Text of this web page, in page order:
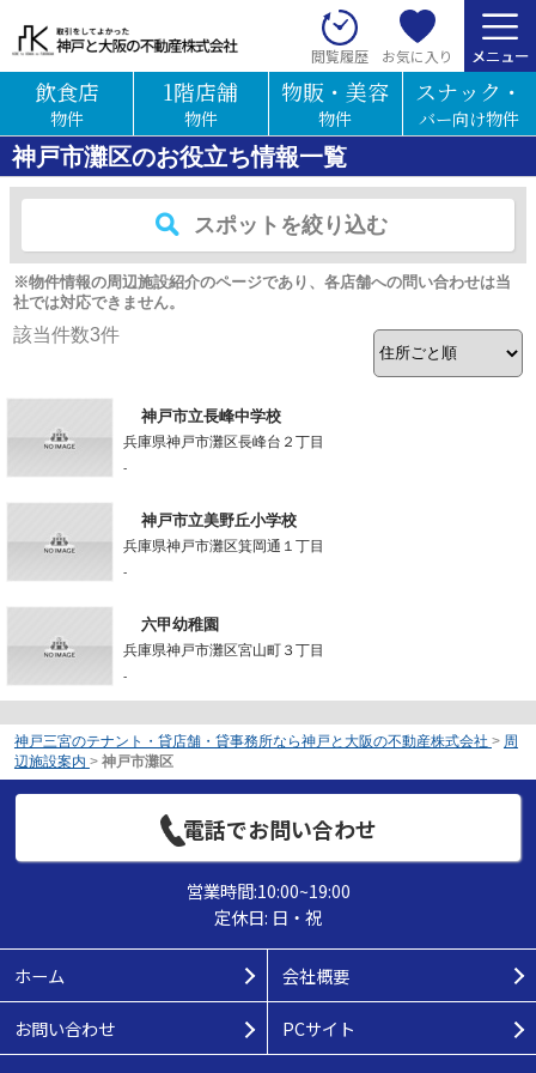
閲覧履歴 お気に入り
飲食店
物件
1階店舗
物件
物販・美容
物件
スナック・
バー向け物件
神戸市灘区のお役立ち情報一覧
スポットを絞り込む
※物件情報の周辺施設紹介のページであり、各店舗への問い合わせは当
社では対応できません。
該当件数3件
神戸市立長峰中学校
兵庫県神戸市灘区長峰台２丁目
-
神戸市立美野丘小学校
兵庫県神戸市灘区箕岡通１丁目
-
六甲幼稚園
兵庫県神戸市灘区宮山町３丁目
-
神戸三宮のテナント・貸店舗・貸事務所なら神戸と大阪の不動産株式会社 > 周
辺施設案内 > 神戸市灘区
電話でお問い合わせ
営業時間:10:00~19:00
定休日: 日・祝
ホーム 会社概要
お問い合わせ PCサイト